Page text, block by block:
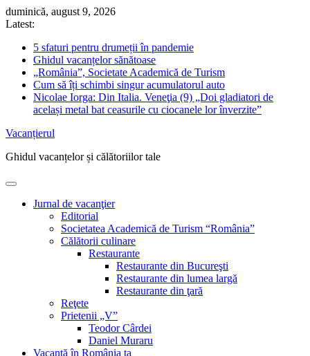
Skip
to
duminică, august 9, 2026
Latest:
5 sfaturi pentru drumeții în pandemie
Ghidul vacanțelor sănătoase
„România”, Societate Academică de Turism
Cum să îți schimbi singur acumulatorul auto
Nicolae Iorga: Din Italia. Veneţia (9) „Doi gladiatori de
același metal bat ceasurile cu ciocanele lor înverzite”
Vacanțierul
Ghidul vacanțelor și călătoriilor tale
Jurnal de vacanţier
Editorial
Societatea Academică de Turism “România”
Călătorii culinare
Restaurante
Restaurante din Bucureşti
Restaurante din lumea largă
Restaurante din ţară
Reţete
Prietenii „V”
Teodor Cârdei
Daniel Muraru
Vacanţă în România ta